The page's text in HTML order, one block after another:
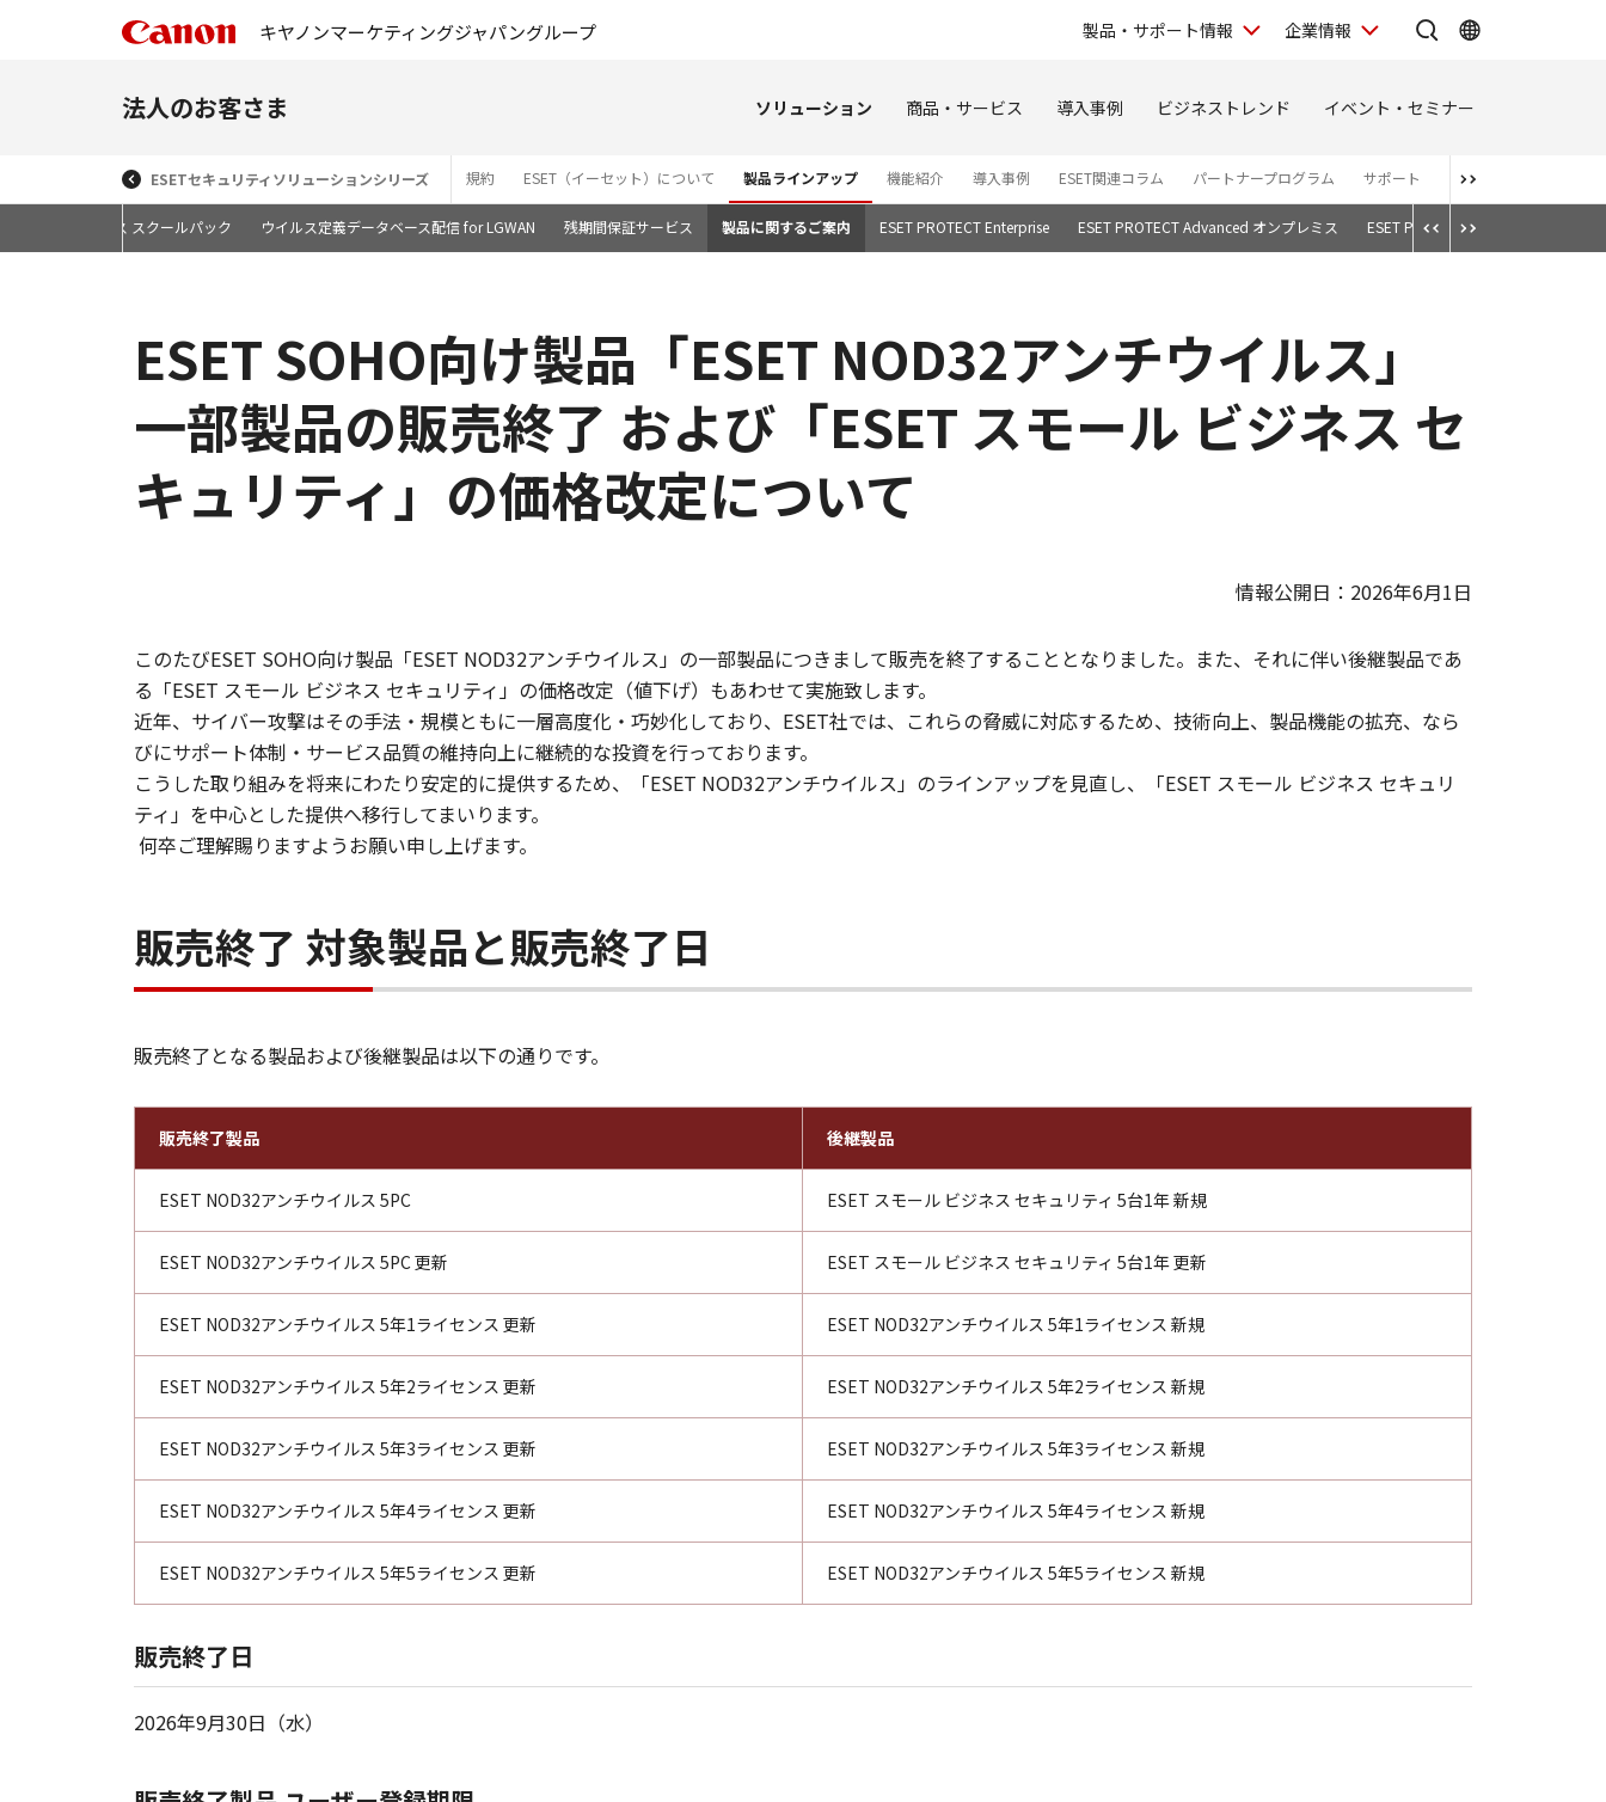
キヤノンマーケティングジャパングループ 製品・サポート情報 企業情報
法人のお客さま ソリューション 商品・サービス 導入事例 ビジネストレンド イベント・セミナー
ESETセキュリティソリューションシリーズ 規約 ESET（イーセット）について 製品ラインアップ 機能紹介 導入事例 ESET関連コラム パートナープログラム サポート お知らせ一覧
無制限ライセンス スクールパック ウイルス定義データベース配信 for LGWAN 残期間保証サービス 製品に関するご案内 ESET PROTECT Enterprise ESET PROTECT Advanced オンプレミス ESET PROTECT Essential Plus オン
ESET SOHO向け製品「ESET NOD32アンチウイルス」
一部製品の販売終了 および「ESET スモール ビジネス セ
キュリティ」の価格改定について
情報公開日：2026年6月1日
このたびESET SOHO向け製品「ESET NOD32アンチウイルス」の一部製品につきまして販売を終了することとなりました。また、それに伴い後継製品であ
る「ESET スモール ビジネス セキュリティ」の価格改定（値下げ）もあわせて実施致します。
​近年、サイバー攻撃はその手法・規模ともに一層高度化・巧妙化しており、ESET社では、これらの脅威に対応するため、技術向上、製品機能の拡充、なら
びにサポート体制・サービス品質の維持向上に継続的な投資を行っております。
こうした取り組みを将来にわたり安定的に提供するため、「ESET NOD32アンチウイルス」のラインアップを見直し、「ESET スモール ビジネス セキュリ
ティ」を中心とした提供へ移行してまいります。
何卒ご理解賜りますようお願い申し上げます。
販売終了 対象製品と販売終了日
販売終了となる製品および後継製品は以下の通りです。
販売終了製品 後継製品
ESET NOD32アンチウイルス 5PC ESET スモール ビジネス セキュリティ 5台1年 新規
ESET NOD32アンチウイルス 5PC 更新 ESET スモール ビジネス セキュリティ 5台1年 更新
ESET NOD32アンチウイルス 5年1ライセンス 更新 ESET NOD32アンチウイルス 5年1ライセンス 新規
ESET NOD32アンチウイルス 5年2ライセンス 更新 ESET NOD32アンチウイルス 5年2ライセンス 新規
ESET NOD32アンチウイルス 5年3ライセンス 更新 ESET NOD32アンチウイルス 5年3ライセンス 新規
ESET NOD32アンチウイルス 5年4ライセンス 更新 ESET NOD32アンチウイルス 5年4ライセンス 新規
ESET NOD32アンチウイルス 5年5ライセンス 更新 ESET NOD32アンチウイルス 5年5ライセンス 新規
販売終了日
2026年9月30日（水）